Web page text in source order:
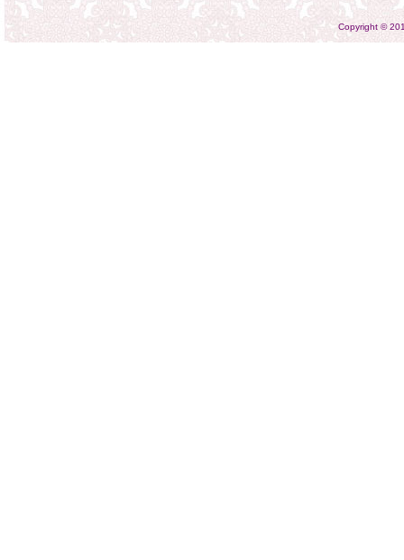
Copyright ©